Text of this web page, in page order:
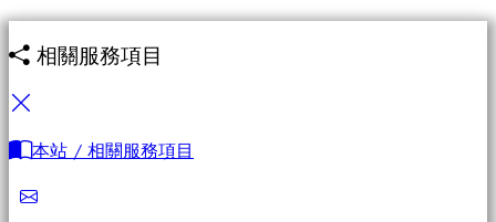
相關服務項目
本站 / 相關服務項目